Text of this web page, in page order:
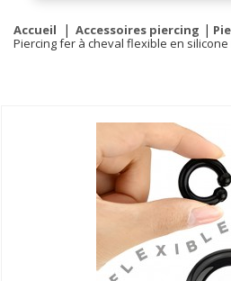
Accueil Accessoires piercing
Piercing fer à cheval flexible en